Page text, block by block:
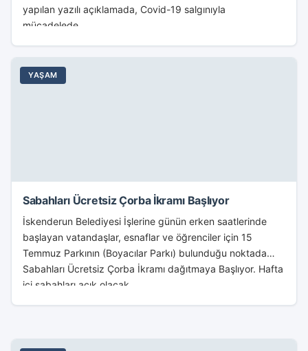
yapılan yazılı açıklamada, Covid-19 salgınıyla
mücadelede...
YAŞAM
Sabahları Ücretsiz Çorba İkramı Başlıyor
İskenderun Belediyesi İşlerine günün erken saatlerinde
başlayan vatandaşlar, esnaflar ve öğrenciler için 15
Temmuz Parkının (Boyacılar Parkı) bulunduğu noktada
Sabahları Ücretsiz Çorba İkramı dağıtmaya Başlıyor. Hafta
içi sabahları açık olacak...